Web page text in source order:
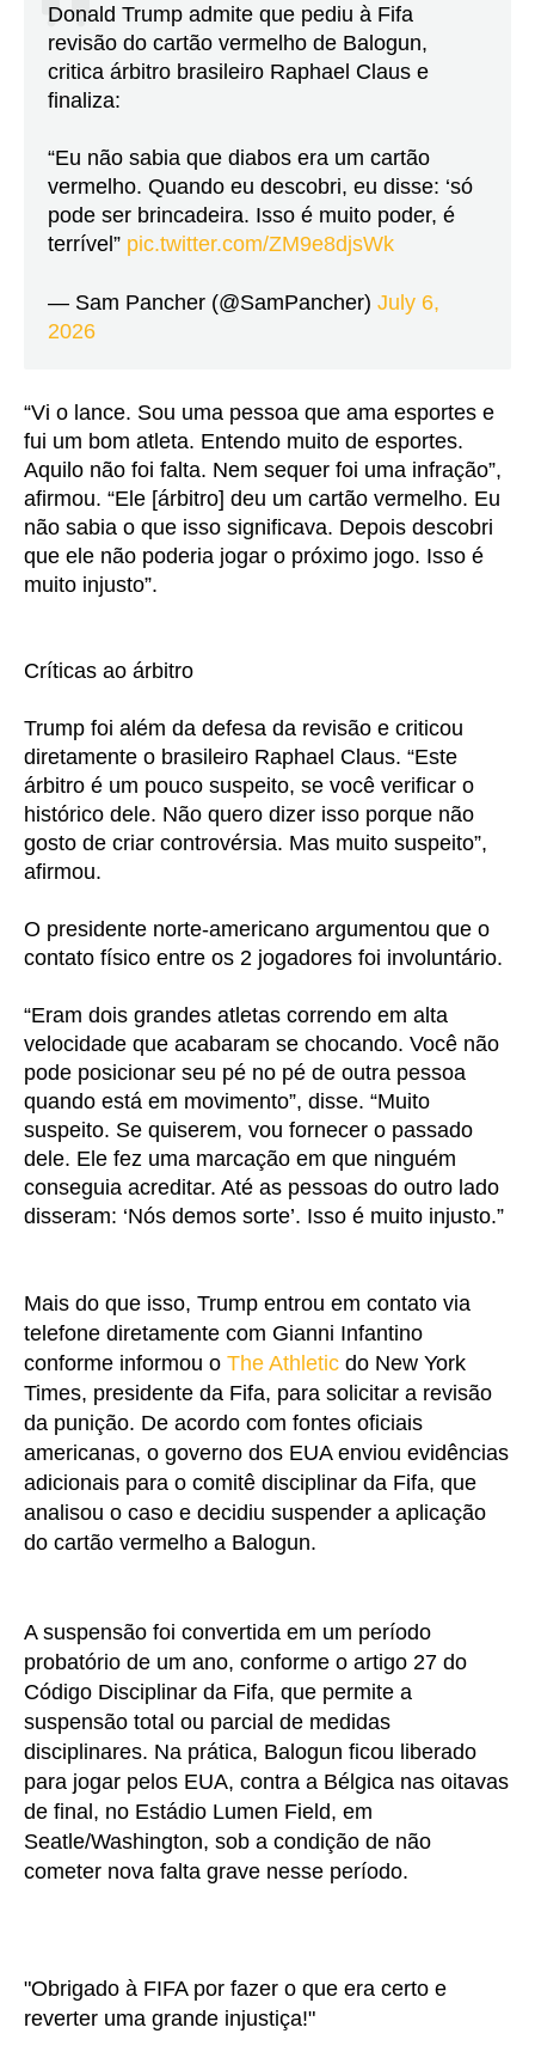
Donald Trump admite que pediu à Fifa
revisão do cartão vermelho de Balogun,
critica árbitro brasileiro Raphael Claus e
finaliza:
“Eu não sabia que diabos era um cartão
vermelho. Quando eu descobri, eu disse: ‘só
pode ser brincadeira. Isso é muito poder, é
terrível” pic.twitter.com/ZM9e8djsWk
— Sam Pancher (@SamPancher) July 6,
2026
“Vi o lance. Sou uma pessoa que ama esportes e
fui um bom atleta. Entendo muito de esportes.
Aquilo não foi falta. Nem sequer foi uma infração”,
afirmou. “Ele [árbitro] deu um cartão vermelho. Eu
não sabia o que isso significava. Depois descobri
que ele não poderia jogar o próximo jogo. Isso é
muito injusto”.
Críticas ao árbitro
Trump foi além da defesa da revisão e criticou
diretamente o brasileiro Raphael Claus. “Este
árbitro é um pouco suspeito, se você verificar o
histórico dele. Não quero dizer isso porque não
gosto de criar controvérsia. Mas muito suspeito”,
afirmou.
O presidente norte-americano argumentou que o
contato físico entre os 2 jogadores foi involuntário.
“Eram dois grandes atletas correndo em alta
velocidade que acabaram se chocando. Você não
pode posicionar seu pé no pé de outra pessoa
quando está em movimento”, disse. “Muito
suspeito. Se quiserem, vou fornecer o passado
dele. Ele fez uma marcação em que ninguém
conseguia acreditar. Até as pessoas do outro lado
disseram: ‘Nós demos sorte’. Isso é muito injusto.”
Mais do que isso, Trump entrou em contato via
telefone diretamente com Gianni Infantino
conforme informou o The Athletic do New York
Times, presidente da Fifa, para solicitar a revisão
da punição. De acordo com fontes oficiais
americanas, o governo dos EUA enviou evidências
adicionais para o comitê disciplinar da Fifa, que
analisou o caso e decidiu suspender a aplicação
do cartão vermelho a Balogun.
A suspensão foi convertida em um período
probatório de um ano, conforme o artigo 27 do
Código Disciplinar da Fifa, que permite a
suspensão total ou parcial de medidas
disciplinares. Na prática, Balogun ficou liberado
para jogar pelos EUA, contra a Bélgica nas oitavas
de final, no Estádio Lumen Field, em
Seatle/Washington, sob a condição de não
cometer nova falta grave nesse período.
"Obrigado à FIFA por fazer o que era certo e
reverter uma grande injustiça!"